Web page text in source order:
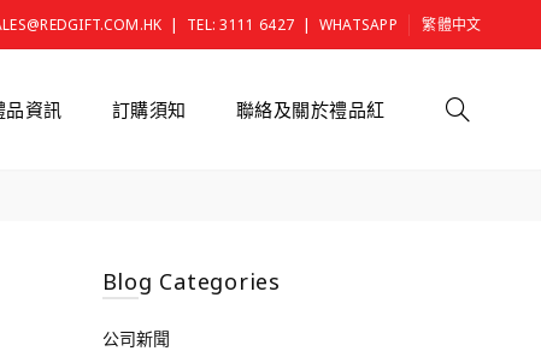
| TEL: 3111 6427 | WHATSAPP 繁體中文
品資訊 訂購須知 聯絡及關於禮品紅
Blog Categories
公司新聞